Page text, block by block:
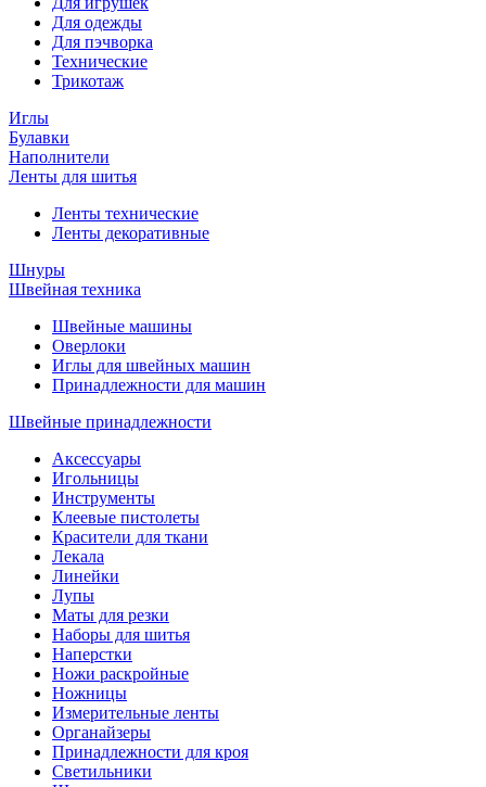
Для одежды
Для пэчворка
Технические
Трикотаж
Иглы
Булавки
Наполнители
Ленты для шитья
Ленты технические
Ленты декоративные
Шнуры
Швейная техника
Швейные машины
Оверлоки
Иглы для швейных машин
Принадлежности для машин
Швейные принадлежности
Аксессуары
Игольницы
Инструменты
Клеевые пистолеты
Красители для ткани
Лекала
Линейки
Лупы
Маты для резки
Наборы для шитья
Наперстки
Ножи раскройные
Ножницы
Измерительные ленты
Органайзеры
Принадлежности для кроя
Светильники